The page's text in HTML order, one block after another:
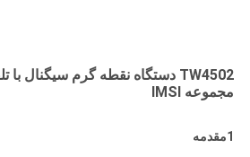
PRIVACY
POLICY
مجموعه IMSI
1مقدمه